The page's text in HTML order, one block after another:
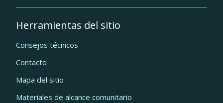
Herramientas del sitio
Consejos técnicos
Contacto
Mapa del sitio
Materiales de alcance comunitario